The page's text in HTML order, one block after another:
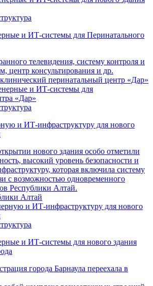
и ИТ-системы для Перинатального
телевидения, систему контроля и
центр консультирования и др.
перинатальный центр «Дар»
и ИТ-инфраструктуру для нового
нового здания особо отметили
высокий уровень безопасности и
которая включила систему
с возможностью одновременного
Республики Алтай.
Алтай
и ИТ-системы для нового здания
города Барнаула переехала в